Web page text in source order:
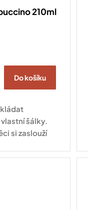
210ml
Do košíku
šálky.
si zaslouží